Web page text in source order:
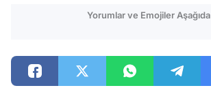
Yorumlar ve Emojiler Aşağıda